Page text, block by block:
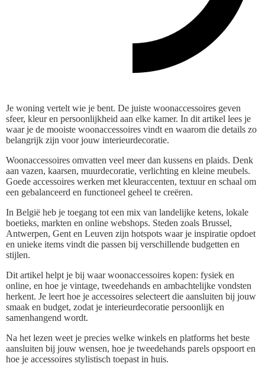
Je woning vertelt wie je bent. De juiste woonaccessoires geven
sfeer, kleur en persoonlijkheid aan elke kamer. In dit artikel lees je
waar je de mooiste woonaccessoires vindt en waarom die details zo
belangrijk zijn voor jouw interieurdecoratie.
Woonaccessoires omvatten veel meer dan kussens en plaids. Denk
aan vazen, kaarsen, muurdecoratie, verlichting en kleine meubels.
Goede accessoires werken met kleuraccenten, textuur en schaal om
een gebalanceerd en functioneel geheel te creëren.
In België heb je toegang tot een mix van landelijke ketens, lokale
boetieks, markten en online webshops. Steden zoals Brussel,
Antwerpen, Gent en Leuven zijn hotspots waar je inspiratie opdoet
en unieke items vindt die passen bij verschillende budgetten en
stijlen.
Dit artikel helpt je bij waar woonaccessoires kopen: fysiek en
online, en hoe je vintage, tweedehands en ambachtelijke vondsten
herkent. Je leert hoe je accessoires selecteert die aansluiten bij jouw
smaak en budget, zodat je interieurdecoratie persoonlijk en
samenhangend wordt.
Na het lezen weet je precies welke winkels en platforms het beste
aansluiten bij jouw wensen, hoe je tweedehands parels opspoort en
hoe je accessoires stylistisch toepast in huis.